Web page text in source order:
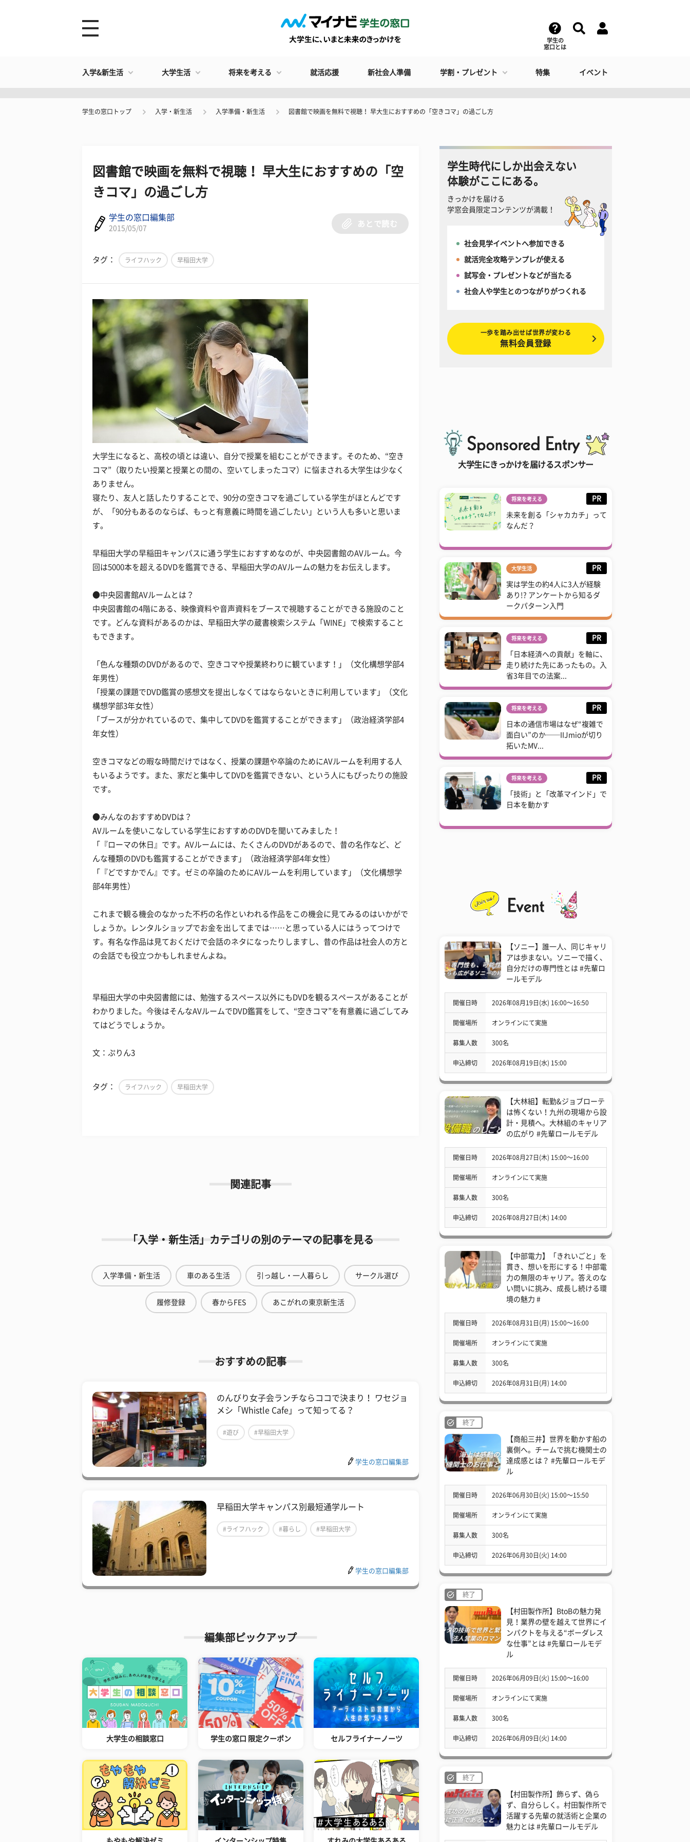
学生の
窓口とは
入学&新生活 大学生活 将来を考える 就活応援 新社会人準備 学割・プレゼント 特集 イベント
学生の窓口トップ 入学・新生活 入学準備・新生活 図書館で映画を無料で視聴！ 早大生におすすめの「空きコマ」の過ごし方
図書館で映画を無料で視聴！ 早大生におすすめの「空
きコマ」の過ごし方
学生の窓口編集部
2015/05/07
あとで読む
タグ： ライフハック 早稲田大学
大学生になると、高校の頃とは違い、自分で授業を組むことができます。そのため、“空き
コマ”（取りたい授業と授業との間の、空いてしまったコマ）に悩まされる大学生は少なく
ありません。
寝たり、友人と話したりすることで、90分の空きコマを過ごしている学生がほとんどです
が、「90分もあるのならば、もっと有意義に時間を過ごしたい」という人も多いと思いま
す。
早稲田大学の早稲田キャンパスに通う学生におすすめなのが、中央図書館のAVルーム。今
回は5000本を超えるDVDを鑑賞できる、早稲田大学のAVルームの魅力をお伝えします。
●中央図書館AVルームとは？
中央図書館の4階にある、映像資料や音声資料をブースで視聴することができる施設のこと
です。どんな資料があるのかは、早稲田大学の蔵書検索システム「WINE」で検索すること
もできます。
「色んな種類のDVDがあるので、空きコマや授業終わりに観ています！」（文化構想学部4
年男性）
「授業の課題でDVD鑑賞の感想文を提出しなくてはならないときに利用しています」（文化
構想学部3年女性）
「ブースが分かれているので、集中してDVDを鑑賞することができます」（政治経済学部4
年女性）
空きコマなどの暇な時間だけではなく、授業の課題や卒論のためにAVルームを利用する人
もいるようです。また、家だと集中してDVDを鑑賞できない、という人にもぴったりの施設
です。
●みんなのおすすめDVDは？
AVルームを使いこなしている学生におすすめのDVDを聞いてみました！
「『ローマの休日』です。AVルームには、たくさんのDVDがあるので、昔の名作など、ど
んな種類のDVDも鑑賞することができます」（政治経済学部4年女性）
「『どですかでん』です。ゼミの卒論のためにAVルームを利用しています」（文化構想学
部4年男性）
これまで観る機会のなかった不朽の名作といわれる作品をこの機会に見てみるのはいかがで
しょうか。レンタルショップでお金を出してまでは……と思っている人にはうってつけで
す。有名な作品は見ておくだけで会話のネタになったりしますし、昔の作品は社会人の方と
の会話でも役立つかもしれませんよね。
早稲田大学の中央図書館には、勉強するスペース以外にもDVDを観るスペースがあることが
わかりました。今後はそんなAVルームでDVD鑑賞をして、“空きコマ”を有意義に過ごしてみ
てはどうでしょうか。
文：ぷりん3
タグ： ライフハック 早稲田大学
関連記事
「入学・新生活」カテゴリの別のテーマの記事を見る
入学準備・新生活 車のある生活 引っ越し・一人暮らし サークル選び
履修登録 春からFES あこがれの東京新生活
おすすめの記事
のんびり女子会ランチならココで決まり！ ワセジョ
メシ「Whistle Cafe」って知ってる？
#遊び #早稲田大学
学生の窓口編集部
早稲田大学キャンパス別最短通学ルート
#ライフハック #暮らし #早稲田大学
学生の窓口編集部
編集部ピックアップ
大学生の相談窓口 学生の窓口 限定クーポン セルフライナーノーツ
学生時代にしか出会えない
体験がここにある。
きっかけを届ける
学窓会員限定コンテンツが満載！
社会見学イベントへ参加できる
就活完全攻略テンプレが使える
試写会・プレゼントなどが当たる
社会人や学生とのつながりがつくれる
一歩を踏み出せば世界が変わる
無料会員登録
大学生にきっかけを届けるスポンサー
将来を考える PR
未来を創る「シャカカチ」って
なんだ？
大学生活 PR
実は学生の約4人に3人が経験
あり!? アンケートから知るダ
ークパターン入門
将来を考える PR
「日本経済への貢献」を軸に、
走り続けた先にあったもの。入
省3年目での法案...
将来を考える PR
日本の通信市場はなぜ“複雑で
面白い”のか──IIJmioが切り
拓いたMV...
将来を考える PR
「技術」と「改革マインド」で
日本を動かす
【ソニー】誰一人、同じキャリ
アは歩まない。ソニーで描く、
自分だけの専門性とは #先輩ロ
ールモデル
開催日時 2026年08月19日(水) 16:00〜16:50
開催場所 オンラインにて実施
募集人数 300名
申込締切 2026年08月19日(水) 15:00
【大林組】転勤&ジョブローテ
は怖くない！九州の現場から設
計・見積へ。大林組のキャリア
の広がり #先輩ロールモデル
開催日時 2026年08月27日(木) 15:00〜16:00
開催場所 オンラインにて実施
募集人数 300名
申込締切 2026年08月27日(木) 14:00
【中部電力】「きれいごと」を
貫き、想いを形にする！中部電
力の無限のキャリア。答えのな
い問いに挑み、成長し続ける環
境の魅力 #
開催日時 2026年08月31日(月) 15:00〜16:00
開催場所 オンラインにて実施
募集人数 300名
申込締切 2026年08月31日(月) 14:00
終了
【商船三井】世界を動かす船の
裏側へ。チームで挑む機関士の
達成感とは？ #先輩ロールモデ
ル
開催日時 2026年06月30日(火) 15:00〜15:50
開催場所 オンラインにて実施
募集人数 300名
申込締切 2026年06月30日(火) 14:00
終了
【村田製作所】BtoBの魅力発
見！業界の壁を越えて世界にイ
ンパクトを与える“ボーダレス
な仕事”とは #先輩ロールモデ
ル
開催日時 2026年06月09日(火) 15:00〜16:00
開催場所 オンラインにて実施
募集人数 300名
申込締切 2026年06月09日(火) 14:00
終了
【村田製作所】飾らず、偽ら
ず、自分らしく。村田製作所で
活躍する先輩の就活術と企業の
魅力とは #先輩ロールモデル